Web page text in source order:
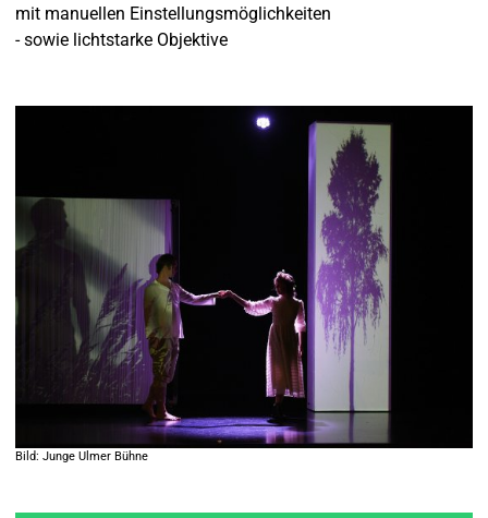
mit manuellen Einstellungsmöglichkeiten
- sowie lichtstarke Objektive
Bild: Junge Ulmer Bühne